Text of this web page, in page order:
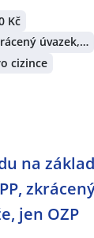
Kč
úvazek,…
cizince
na
jen OZP